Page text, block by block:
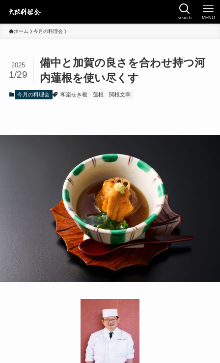
search MENU
ホーム 今月の料理会
備中と加賀の良さを合わせ持つ河
内蓮根を使い尽くす
2025
1/29
今月の料理会 和楽せき根 蓮根 関根文幸